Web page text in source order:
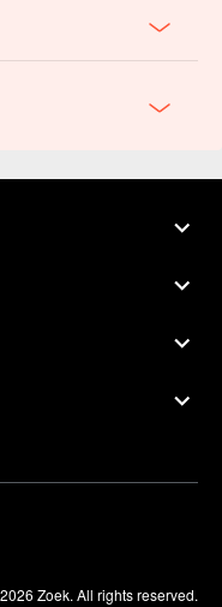
Zoek. All rights reserved.